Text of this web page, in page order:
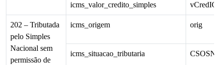
icms_valor_credito_simples
202 – Tributada
pelo Simples
Nacional sem
permissão de
icms_origem orig
icms_situacao_tributaria CSOSN